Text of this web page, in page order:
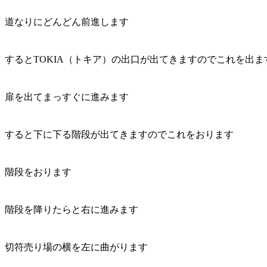
道なりにどんどん前進します
するとTOKIA（トキア）の出口が出てきますのでこれを出ま
扉を出てまっすぐに進みます
すると下に下る階段が出てきますのでこれをおります
階段をおります
階段を降りたらと右に進みます
切符売り場の横を左に曲がります